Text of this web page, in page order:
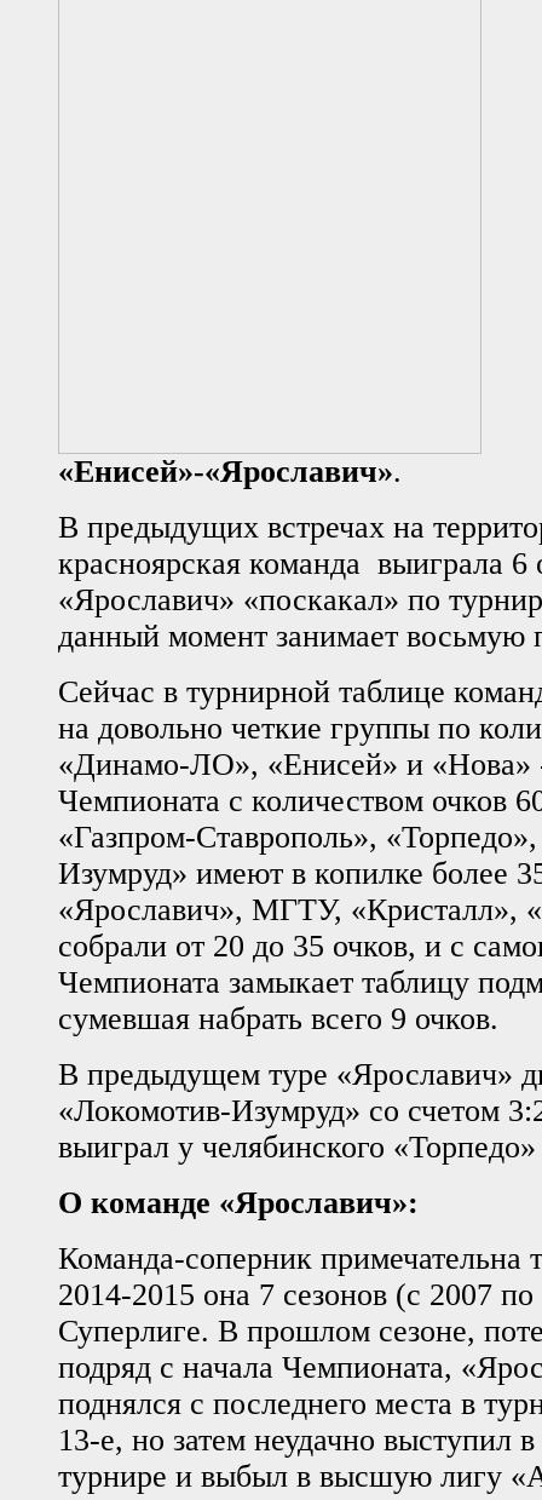
«Енисей»-«Ярославич».
В предыдущих встречах на
красноярская команда выиграла 6
«Ярославич» «поскакал» по
данный момент занимает восьмую
Сейчас в турнирной таблице
на довольно четкие группы по
«Динамо-ЛО», «Енисей» и «Нова»
Чемпионата с количеством очков
«Газпром-Ставрополь»,
Изумруд» имеют в копилке более
«Ярославич», МГТУ, «Кристалл»,
собрали от 20 до 35 очков, и с
Чемпионата замыкает таблицу
сумевшая набрать всего 9 очков.
В предыдущем туре «Ярославич»
«Локомотив-Изумруд» со счетом
выиграл у челябинского
О команде «Ярославич»:
Команда-соперник примечательна
2014-2015 она 7 сезонов (с 2007
Суперлиге. В прошлом сезоне,
подряд с начала Чемпионата,
поднялся с последнего места в
13-е, но затем неудачно выступил
турнире и выбыл в высшую лигу